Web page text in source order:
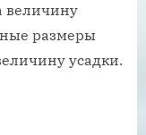
величину
размеры
усадки.